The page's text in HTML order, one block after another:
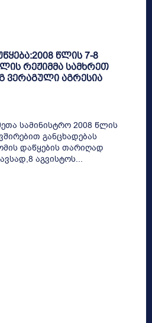
წლის 7-8
რეჟიმმა სამხრეთ
ვერაგული აგრესია
სამინისტრო 2008 წლის
განცხადებას
დაწყების თარიღად
აგვისტოს...